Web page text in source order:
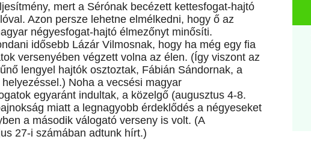
mert a Sérónak becézett kettesfogat-hajtó
Azon persze lehetne elmélkedni, hogy ő az
négyesfogat-hajtó élmezőnyt minősíti.
idősebb Lázár Vilmosnak, hogy ha még egy fia
versenyében végzett volna az élen. (Így viszont az
lengyel hajtók osztoztak, Fábián Sándornak, a
Noha a vecsési magyar
egyaránt indultak, a közelgő (augusztus 4-8.
miatt a legnagyobb érdeklődés a négyeseket
a második válogató verseny is volt. (A
27-i számában adtunk hírt.)